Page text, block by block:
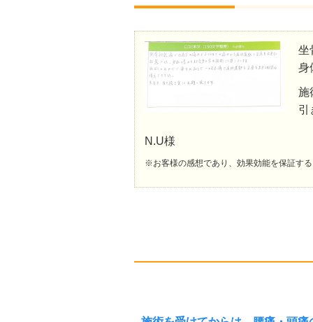
坐
身
施
引
N.U様
※お客様の感想であり、効果効能を保証する